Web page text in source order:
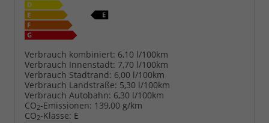
Verbrauch kombiniert: 6,10 l/100km
Verbrauch Innenstadt: 7,70 l/100km
Verbrauch Stadtrand: 6,00 l/100km
Verbrauch Landstraße: 5,30 l/100km
Verbrauch Autobahn: 6,30 l/100km
CO2-Emissionen: 139,00 g/km
CO2-Klasse: E